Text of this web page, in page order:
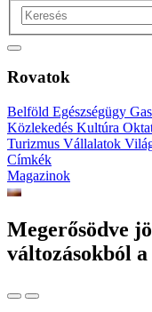
Rovatok
Belföld Egészségügy
Közlekedés Kultúra
Turizmus Vállalatok
Címkék
Magazinok
Megerősödve
változásokból